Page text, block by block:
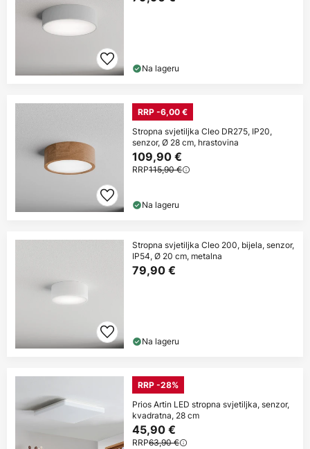
Na lageru
RRP -6,00 €
Stropna svjetiljka Cleo DR275, IP20,
senzor, Ø 28 cm, hrastovina
109,90 €
RRP115,90 €
Na lageru
Stropna svjetiljka Cleo 200, bijela, senzor,
IP54, Ø 20 cm, metalna
79,90 €
Na lageru
RRP -28%
Prios Artin LED stropna svjetiljka, senzor,
kvadratna, 28 cm
45,90 €
RRP63,90 €